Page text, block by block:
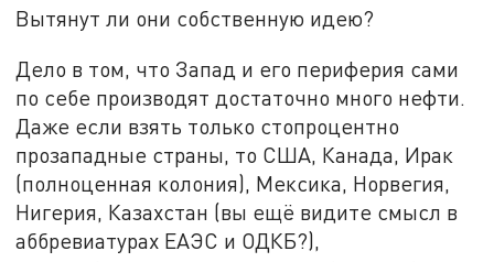
Вытянут ли они собственную идею?
Дело в том, что Запад и его периферия сами
по себе производят достаточно много нефти.
Даже если взять только стопроцентно
прозападные страны, то США, Канада, Ирак
(полноценная колония), Мексика, Норвегия,
Нигерия, Казахстан (вы ещё видите смысл в
аббревиатурах ЕАЭС и ОДКБ?),